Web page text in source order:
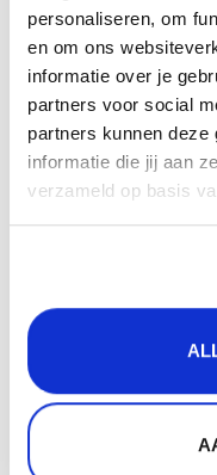
personaliseren, om
en om ons
informatie over je
partners voor social
partners kunnen deze
informatie die jij aan
verzameld op basis
30 dagen
Levering inheel
Product
Geschikt voor:
Lanesto Urban Gun
Let op:
Dit bodemrek is